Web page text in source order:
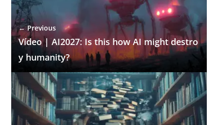
← Previous
Vídeo | AI2027: Is this how AI might destro
y humanity?